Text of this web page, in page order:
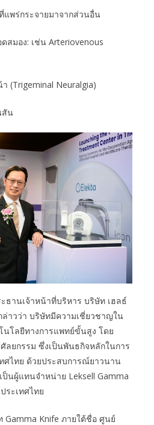
แพร่กระจายมาจากส่วนอื่น
สมอง: เช่น Arteriovenous
(Trigeminal Neuralgia)
สัน
านเจ้าหน้าที่บริหาร บริษัท เฮลธ์
ล่าวว่า บริษัทมีความเชี่ยวชาญใน
โลยีทางการแพทย์ขั้นสูง โดย
ลยกรรม ซึ่งเป็นพันธกิจหลักในการ
ศไทย ด้วยประสบการณ์ยาวนาน
ป็นผู้แทนจำหน่าย Leksell Gamma
ระเทศไทย
Gamma Knife ภายใต้ชื่อ ศูนย์